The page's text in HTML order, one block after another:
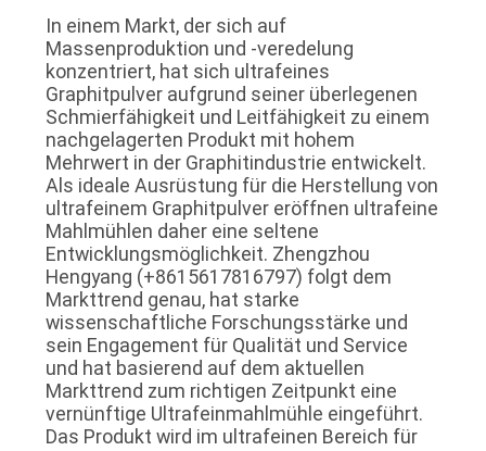
VERBINDUNG
NACHRICHTEN
FÄLLE
SITEMAP
DATENSCHUTZRICHTLINIE
In einem Markt, der sich auf
Massenproduktion und -veredelung
konzentriert, hat sich ultrafeines
Graphitpulver aufgrund seiner überlegenen
Schmierfähigkeit und Leitfähigkeit zu einem
nachgelagerten Produkt mit hohem
Mehrwert in der Graphitindustrie entwickelt.
Als ideale Ausrüstung für die Herstellung von
ultrafeinem Graphitpulver eröffnen ultrafeine
Mahlmühlen daher eine seltene
Entwicklungsmöglichkeit. Zhengzhou
Hengyang (+8615617816797) folgt dem
Markttrend genau, hat starke
wissenschaftliche Forschungsstärke und
sein Engagement für Qualität und Service
und hat basierend auf dem aktuellen
Markttrend zum richtigen Zeitpunkt eine
vernünftige Ultrafeinmahlmühle eingeführt.
Das Produkt wird im ultrafeinen Bereich für